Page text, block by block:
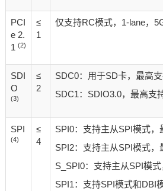
PCI
e 2.
1 (2)
≤
1
仅支持RC模式，1-lane，
SDI
O
(3)
≤
2
SDC0：用于SD卡，最高
SDC1：SDIO3.0，最高支
SPI
(4)
≤
4
SPI0：支持主从SPI模式，
SPI2：支持主从SPI模式，
S_SPI0：支持主从SPI模
SPI1：支持SPI模式和DBI